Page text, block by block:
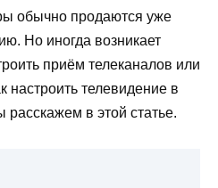
обычно продаются уже
Но иногда возникает
приём телеканалов или
настроить телевидение в
в этой статье.